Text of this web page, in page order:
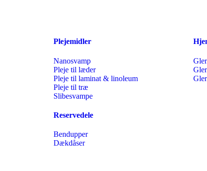
Plejemidler
Nanosvamp
Pleje til læder
Pleje til laminat & linoleum
Pleje til træ
Slibesvampe
Reservedele
Bendupper
Dækdåser